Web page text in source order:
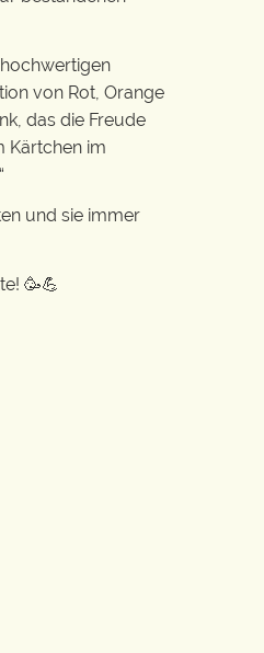
von Rot, Orange
das die Freude
Kärtchen im
und sie immer
🥳💪